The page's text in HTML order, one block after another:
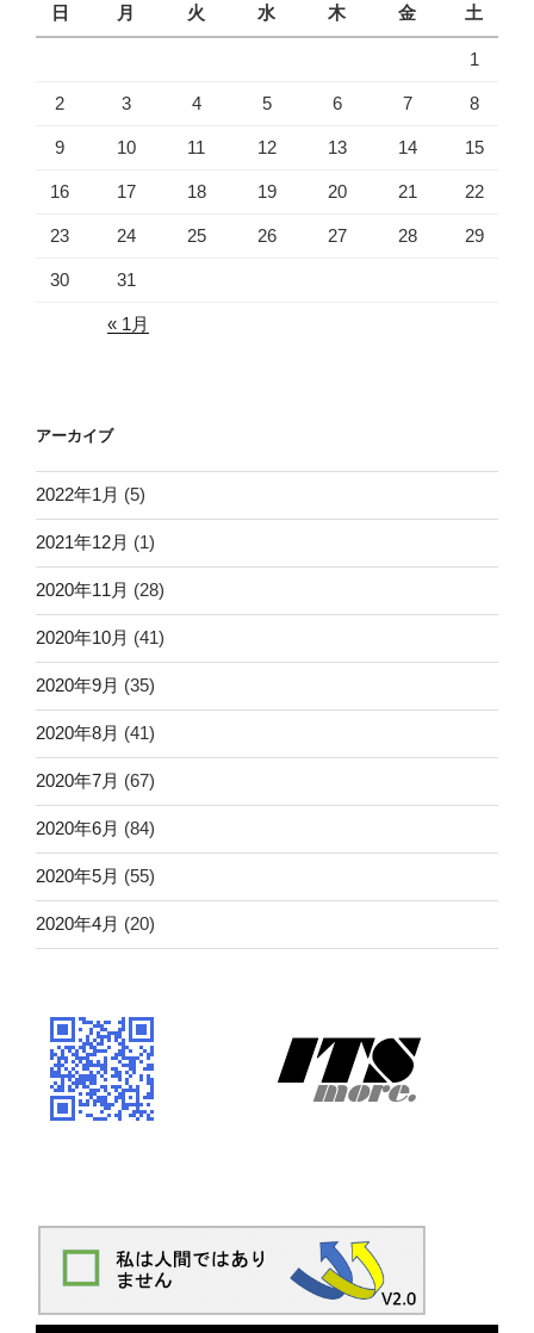
日
月 火 水 木 金 土
1
2 3 4 5 6 7 8
9 10 11 12 13 14 15
16 17 18 19 20 21 22
23 24 25 26 27 28 29
30 31
« 1月
アーカイブ
2022年1月 (5)
2021年12月 (1)
2020年11月 (28)
2020年10月 (41)
2020年9月 (35)
2020年8月 (41)
2020年7月 (67)
2020年6月 (84)
2020年5月 (55)
2020年4月 (20)